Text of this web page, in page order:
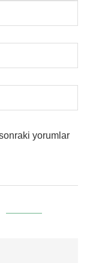
yorumlar